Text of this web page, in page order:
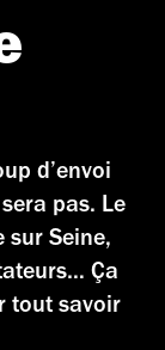
d’envoi
pas. Le
sur Seine,
Ça
tout savoir